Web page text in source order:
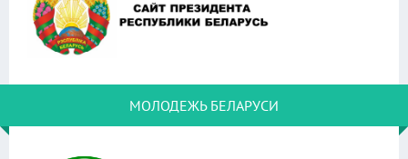
МОЛОДЕЖЬ БЕЛАРУСИ